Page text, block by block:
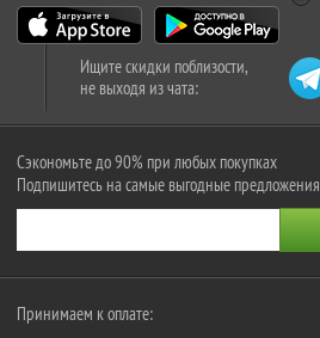
Ищите скидки поблизости,
не выходя из чата:
Сэкономьте до 90% при любых покупках
Подпишитесь на самые выгодные предложения
Принимаем к оплате: